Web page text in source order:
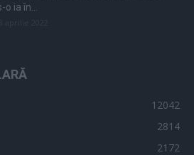
ia în...
12042
2814
2172